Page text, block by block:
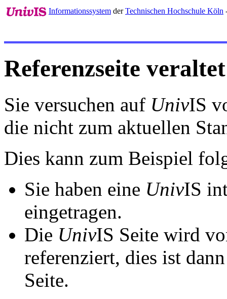
Informationssystem derTechnischen Hochschule Köln
Referenzseite veraltet
Sie versuchen auf UnivIS
die nicht zum aktuellen
Dies kann zum Beispiel
Sie haben eine UnivIS
eingetragen.
Die UnivIS Seite wird
referenziert, dies ist
Seite.